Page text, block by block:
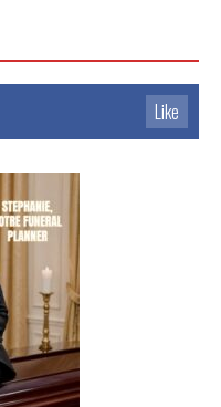
Like